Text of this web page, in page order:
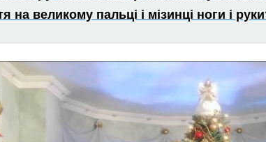
на великому пальці і мізинці ноги і